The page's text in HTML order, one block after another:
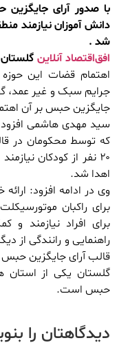
با صدور آرای
دانش آموزان نیازمند
شد .
افق‌اقتصاد آنلاینگلستان
اهتمام قضات این
جرایم سبک و غیر عمد،
جایگزین حبس بر آن
سید مهدی هاشمی
که توسط محکومان در
۲۰ نفر از کودکان
اهدا شد.
وی در ادامه افزود:
برای راکبان
برای افراد نیازمند
راهنمایی و رانندگی از
قالب آرای جایگزین حبس
گلستان یکی از استان
حبس است.
دیدگاهتان را